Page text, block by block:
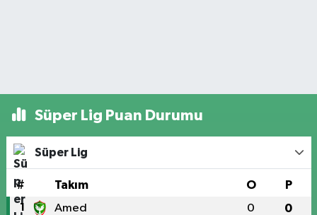
Süper Lig Puan Durumu
Süper Lig
# Takım O P
1 Amed 0 0